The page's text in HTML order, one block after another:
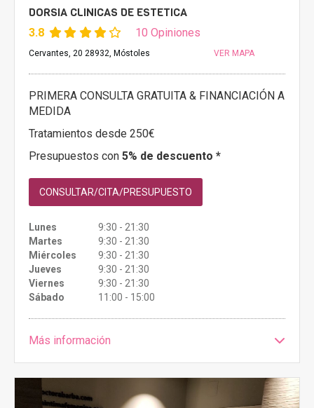
DORSIA CLINICAS DE ESTETICA
3.8 10 Opiniones
Cervantes, 20 28932, Móstoles VER MAPA
PRIMERA CONSULTA GRATUITA & FINANCIACIÓN A
MEDIDA
Tratamientos desde 250€
Presupuestos con 5% de descuento *
CONSULTAR/CITA/PRESUPUESTO
Lunes
9:30 - 21:30
Martes
9:30 - 21:30
Miércoles
9:30 - 21:30
Jueves
9:30 - 21:30
Viernes
9:30 - 21:30
Sábado
11:00 - 15:00
Más información